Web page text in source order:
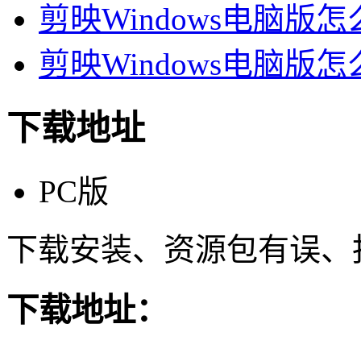
剪映Windows电脑版
剪映Windows电脑版怎
下载地址
PC版
下载安装、资源包有误
下载地址：